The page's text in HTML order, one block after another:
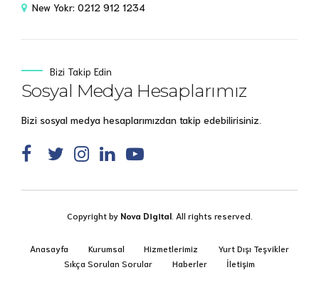
New Yokr: 0212 912 1234
Bizi Takip Edin
Sosyal Medya Hesaplarımız
Bizi sosyal medya hesaplarımızdan takip edebilirisiniz.
Copyright byNova Digital. All rights reserved.
Anasayfa Kurumsal Hizmetlerimiz
Yurt Dışı Teşvikler
Sıkça Sorulan Sorular
Haberler İletişim